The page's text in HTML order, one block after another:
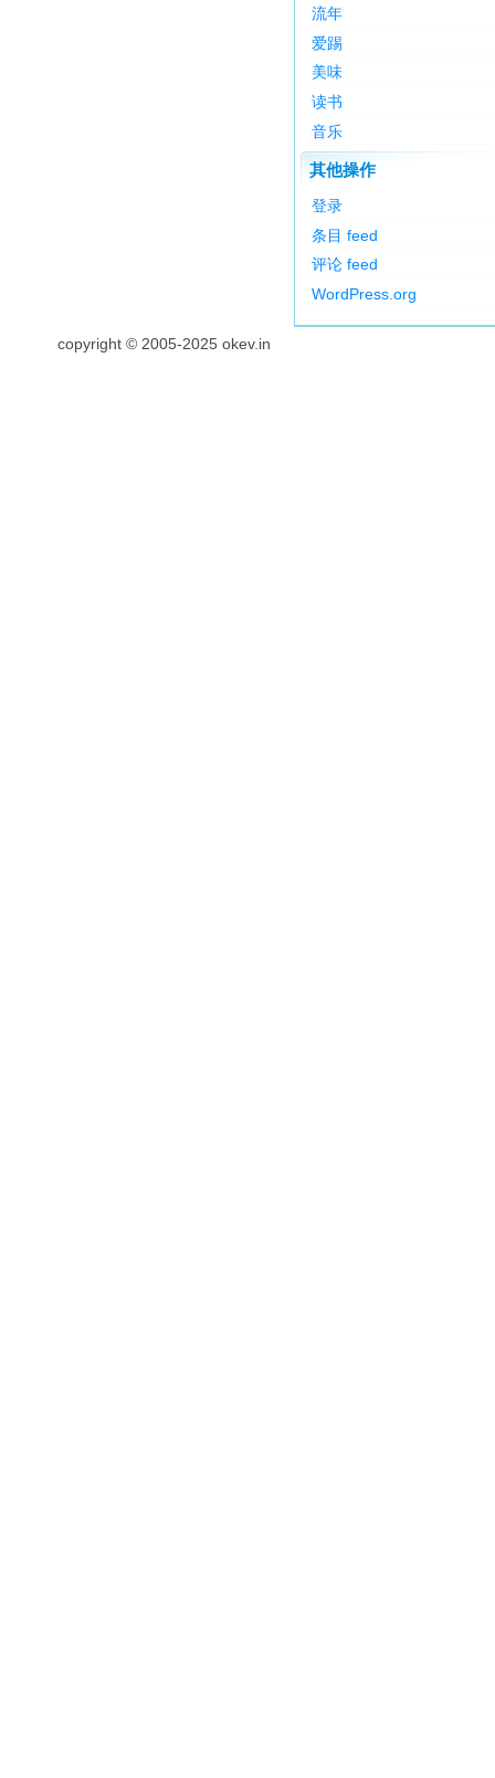
流年
爱踢
美味
读书
音乐
其他操作
登录
条目 feed
评论 feed
WordPress.org
copyright © 2005-2025 okev.in